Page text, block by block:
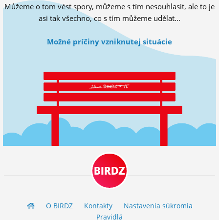
ĽUDIA
ROLETA
Můžeme o tom vést spory, můžeme s tím nesouhlasit, ale to je
asi tak všechno, co s tím můžeme udělat...
Možné príčiny vzniknutej situácie
BIRDZ
O BIRDZ Kontakty
Nastavenia súkromia
Pravidlá